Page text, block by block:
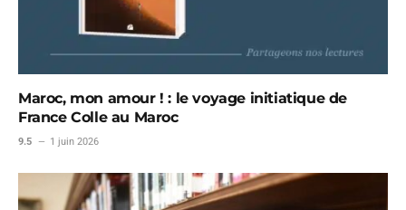
Maroc, mon amour ! : le voyage initiatique de
France Colle au Maroc
9.5 1 juin 2026